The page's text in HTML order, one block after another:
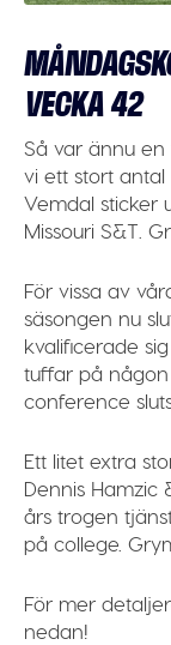
VECKA 42
Så var ännu
vi ett stort
Vemdal sticker
Missouri S&T.
För vissa av
säsongen nu
kvalificerade
tuffar på
conference
Ett litet extra
Dennis Hamzic
års trogen
på college.
För mer
nedan!